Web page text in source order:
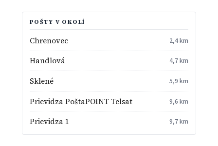
POŠTY V OKOLÍ
Chrenovec 2,4 km
Handlová 4,7 km
Sklené 5,9 km
Prievidza PoštaPOINT Telsat 9,6 km
Prievidza 1 9,7 km